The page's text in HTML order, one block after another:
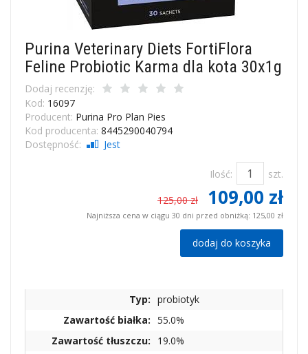
Purina Veterinary Diets FortiFlora
Feline Probiotic Karma dla kota 30x1g
Dodaj recenzję:
Kod: 16097
Producent: Purina Pro Plan Pies
Kod producenta: 8445290040794
Dostępność:
Jest
Ilość:
szt.
125,00 zł
109,00 zł
Najniższa cena w ciągu 30 dni przed obniżką: 125,00 zł
dodaj do koszyka
Typ: probiotyk
Zawartość białka: 55.0%
Zawartość tłuszczu:
19.0%